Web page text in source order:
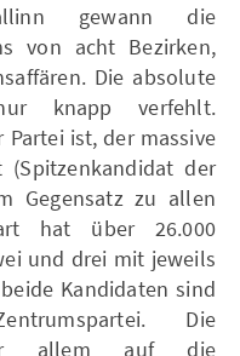
gewann die
von acht Bezirken,
Die absolute
knapp verfehlt.
ist, der massive
der
Gegensatz zu allen
hat über 26.000
und drei mit jeweils
Kandidaten sind
Die
allem auf die